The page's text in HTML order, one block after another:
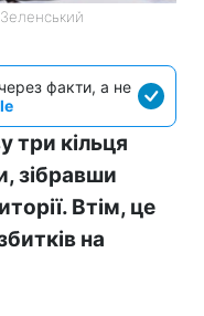
факти, а не
три кільця
зібравши
Втім, це
на